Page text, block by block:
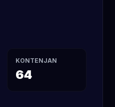
KONTENJAN
64